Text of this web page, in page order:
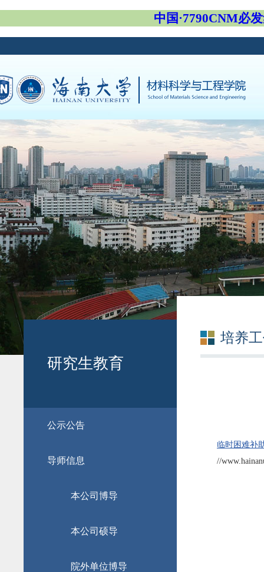
中国·7790CNM必
研究生教育
公示公告
导师信息
本公司博导
本公司硕导
院外单位博导
培养
临时困难补
//